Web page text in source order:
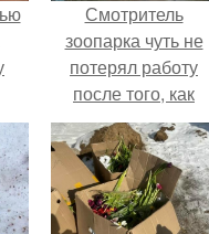
Смотритель
зоопарка чуть не
потерял работу
после того, как
камеры заметили,
как он ночью
пробирается в
вольер к горилле.